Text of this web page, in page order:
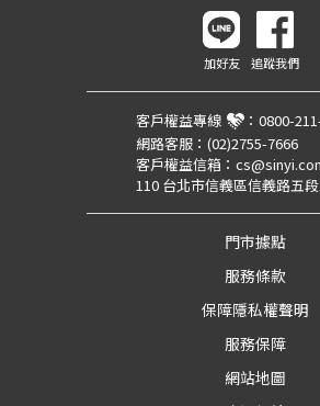
加好友 追蹤我們
客戶權益專線 ： 0800-
網路客服： (02)2755-7666
客戶權益信箱：
110 台北市信義區信義路五
門市據點
服務條款
保障隱私權聲明
服務保障
網站地圖